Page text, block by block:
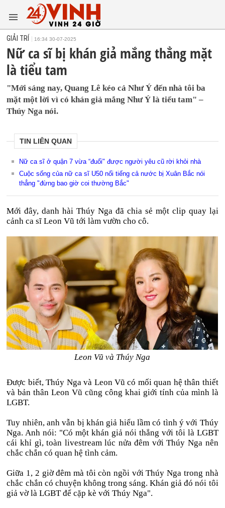
GIẢI TRÍ 16:34 30-07-2025
Nữ ca sĩ bị khán giả mắng thẳng mặt
là tiểu tam
"Mới sáng nay, Quang Lê kéo cả Như Ý đến nhà tôi ba
mặt một lời vì có khán giả mắng Như Ý là tiểu tam" –
Thúy Nga nói.
TIN LIÊN QUAN
Nữ ca sĩ ở quận 7 vừa “đuổi" được người yêu cũ rời khỏi nhà
Cuộc sống của nữ ca sĩ U50 nổi tiếng cả nước bị Xuân Bắc nói
thẳng "đừng bao giờ coi thường Bắc"
Mới đây, danh hài Thúy Nga đã chia sẻ một clip quay lại
cảnh ca sĩ Leon Vũ tới làm vườn cho cô.
Leon Vũ và Thúy Nga
Được biết, Thúy Nga và Leon Vũ có mối quan hệ thân thiết
và bản thân Leon Vũ cũng công khai giới tính của mình là
LGBT.
Tuy nhiên, anh vẫn bị khán giả hiểu lầm có tình ý với Thúy
Nga. Anh nói: "Có một khán giả nói thẳng với tôi là LGBT
cái khỉ gì, toàn livestream lúc nửa đêm với Thúy Nga nên
chắc chắn có quan hệ tình cảm.
Giữa 1, 2 giờ đêm mà tôi còn ngồi với Thúy Nga trong nhà
chắc chắn có chuyện không trong sáng. Khán giả đó nói tôi
giả vờ là LGBT để cặp kè với Thúy Nga".